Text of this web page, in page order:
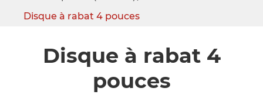
Disque à rabat 4 pouces
Disque à rabat 4
pouces